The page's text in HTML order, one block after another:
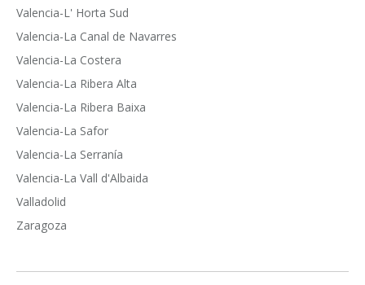
Valencia-L' Horta Sud
Valencia-La Canal de Navarres
Valencia-La Costera
Valencia-La Ribera Alta
Valencia-La Ribera Baixa
Valencia-La Safor
Valencia-La Serranía
Valencia-La Vall d'Albaida
Valladolid
Zaragoza